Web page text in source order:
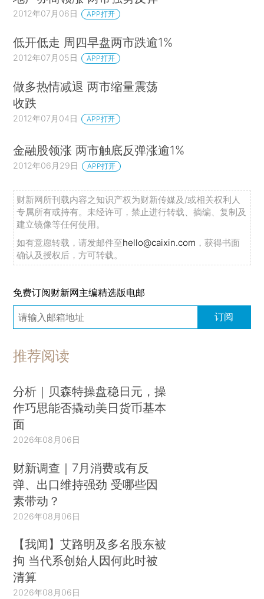
2012年07月06日 APP打开
低开低走 周四早盘两市跌逾1%
2012年07月05日 APP打开
做多热情减退 两市缩量震荡
收跌
2012年07月04日 APP打开
金融股领涨 两市触底反弹涨逾1%
2012年06月29日 APP打开
财新网所刊载内容之知识产权为财新传媒及/或相关权利人
专属所有或持有。未经许可，禁止进行转载、摘编、复制及
建立镜像等任何使用。
如有意愿转载，请发邮件至hello@caixin.com ，获得书面
确认及授权后，方可转载。
免费订阅财新网主编精选版电邮
订阅
推荐阅读
分析｜贝森特操盘稳日元，操
作巧思能否撬动美日货币基本
面
2026年08月06日
财新调查｜7月消费或有反
弹、出口维持强劲 受哪些因
素带动？
2026年08月06日
【我闻】艾路明及多名股东被
拘 当代系创始人因何此时被
清算
2026年08月06日